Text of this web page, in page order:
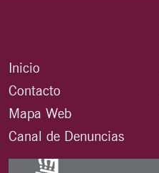
Inicio
Contacto
Mapa Web
Canal de Denuncias